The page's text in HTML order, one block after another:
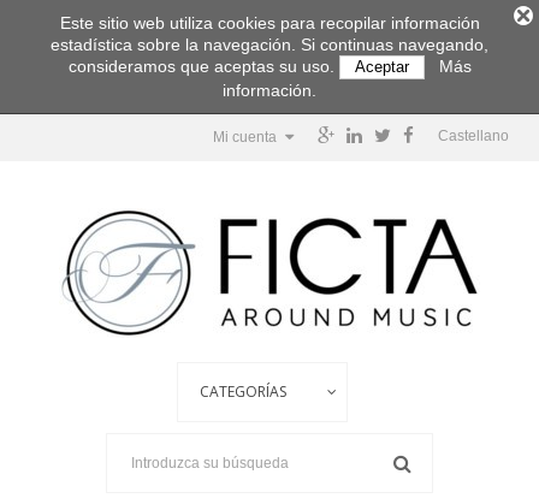
Castellano
Mi cuenta
Este sitio web utiliza cookies para recopilar información
estadística sobre la navegación. Si continuas navegando,
consideramos que aceptas su uso.
Aceptar
Más
información.